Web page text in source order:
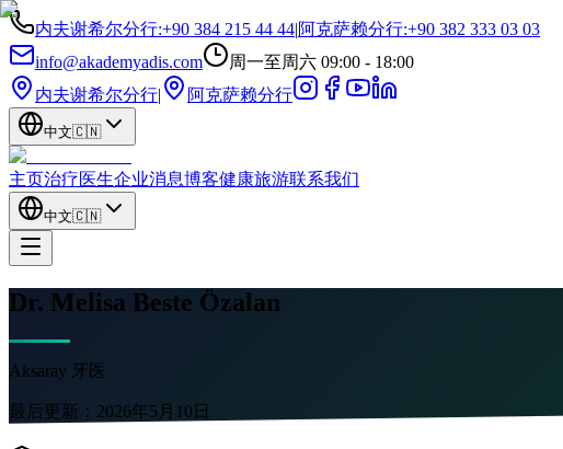
内夫谢希尔分行:+90 384 215 44 44|阿克萨赖分行:+90 382 333 03 03
info@akademyadis.com
周一至周六 09:00 - 18:00
内夫谢希尔分行| 阿克萨赖分行
中文🇨🇳
主页治疗医生企业消息博客健康旅游联系我们
中文🇨🇳
Dr. Melisa Beste Özalan
Aksaray 牙医
最后更新： 2026年5月10日